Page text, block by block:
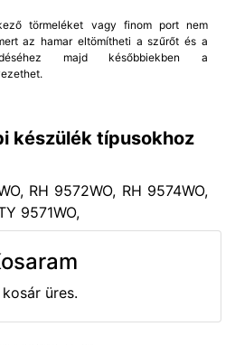
törmeléket vagy finom port nem
az hamar eltömítheti a szűrőt és a
majd későbbiekben a
készülék típusokhoz
RH 9572WO, RH 9574WO,
9571WO,
kosár üres.